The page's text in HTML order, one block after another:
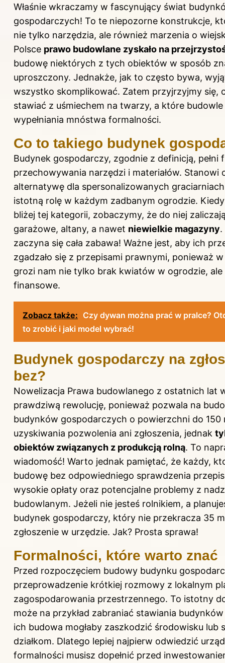
Właśnie wkraczamy w fascynujący świat
gospodarczych! To te niepozorne konstrukcje,
nie tylko narzędzia, ale również marzenia o
Polsce prawo budowlane zyskało na
budowę niektórych z tych obiektów w sposób
uproszczony. Jednakże, jak to często bywa,
wszystko skomplikować. Zatem przyjrzyjmy się,
stawiać z uśmiechem na twarzy, a które
wypełniania mnóstwa formalności.
Co to takiego budynek
Budynek gospodarczy, zgodnie z definicją, pełni
przechowywania narzędzi i materiałów. Stanowi
alternatywę dla spersonalizowanych
istotną rolę w każdym zadbanym ogrodzie.
bliżej tej kategorii, zobaczymy, że do niej
garażowe, altany, a nawet niewielkie magazyny.
zaczyna się cała zabawa! Ważne jest, aby ich
zgadzało się z przepisami prawnymi, ponieważ
grozi nam nie tylko brak kwiatów w ogrodzie,
finansowe.
Zobacz także: Czy dywan można prać w pralce?
to zrobić i jaki model wybrać!
Budynek gospodarczy na
bez?
Nowelizacja Prawa budowlanego z ostatnich lat
prawdziwą rewolucję, ponieważ pozwala na
budynków gospodarczych o powierzchni do 150
uzyskiwania pozwolenia ani zgłoszenia, jednak
obiektów związanych z produkcją rolną. To
wiadomość! Warto jednak pamiętać, że każdy,
budowę bez odpowiedniego sprawdzenia
wysokie opłaty oraz potencjalne problemy z
budowlanym. Jeżeli nie jesteś rolnikiem, a
budynek gospodarczy, który nie przekracza 35
zgłoszenie w urzędzie. Jak? Prosta sprawa!
Formalności, które warto znać
Przed rozpoczęciem budowy budynku
przeprowadzenie krótkiej rozmowy z lokalnym
zagospodarowania przestrzennego. To istotny
może na przykład zabraniać stawiania
ich budowa mogłaby zaszkodzić środowisku lub
działkom. Dlatego lepiej najpierw odwiedzić
formalności musisz dopełnić przed